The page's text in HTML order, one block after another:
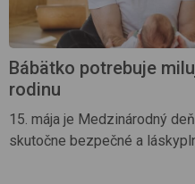
Bábätko potrebuje
rodinu
15. mája je Medzinárodný
skutočne bezpečné a